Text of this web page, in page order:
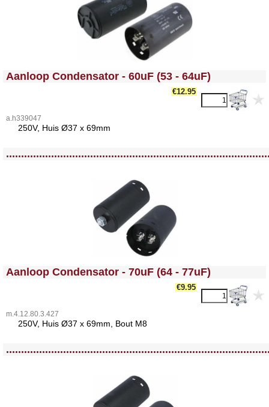
<!-- MakeFullWidth0 --><!-- MakeFullWidth1 --><!-- MakeFullWidth2 --><!-- MakeFullWidth3 --><!-- MakeFullWidth4 --><!-- MakeFullWidth5 --><!-- MakeFullWidth6 --><!-- MakeFullWidth7 --><!-- MakeFullWidth8 --><!-- MakeFullWidth9 --><!-- MakeFullWidth10 --><!-- MakeFullWidth11 --><!-- MakeFullWidth12 --><!-- MakeFullWidth13 --><!-- MakeFullWidth14 --><!-- MakeFullWidth15 --><!-- MakeFullWidth16 --><!-- MakeFullWidth17 --><!-- MakeFullWidth18 --><!-- MakeFullWidth19 -->
Aanloop Condensator - 60uF (53 - 64uF)
€12.95
a.h339047
250V, Huis Ø37 x 69mm
<!-- MakeFullWidth0 --><!-- MakeFullWidth1 --><!-- MakeFullWidth2 --><!-- MakeFullWidth3 --><!-- MakeFullWidth4 --><!-- MakeFullWidth5 --><!-- MakeFullWidth6 --><!-- MakeFullWidth7 --><!-- MakeFullWidth8 --><!-- MakeFullWidth9 --><!-- MakeFullWidth10 --><!-- MakeFullWidth11 --><!-- MakeFullWidth12 --><!-- MakeFullWidth13 --><!-- MakeFullWidth14 --><!-- MakeFullWidth15 --><!-- MakeFullWidth16 --><!-- MakeFullWidth17 --><!-- MakeFullWidth18 --><!-- MakeFullWidth19 -->
Aanloop Condensator - 70uF (64 - 77uF)
€9.95
m.4.12.80.3.427
250V, Huis Ø37 x 69mm, Bout M8